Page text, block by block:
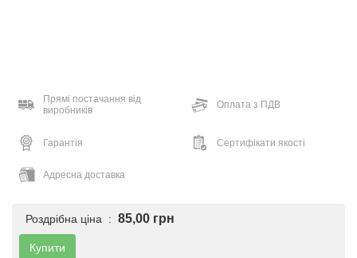
Прямі постачання від
виробників
Оплата з ПДВ
Гарантія Сертифікати якості
Адресна доставка
Роздрібна ціна : 85,00 грн
Купити